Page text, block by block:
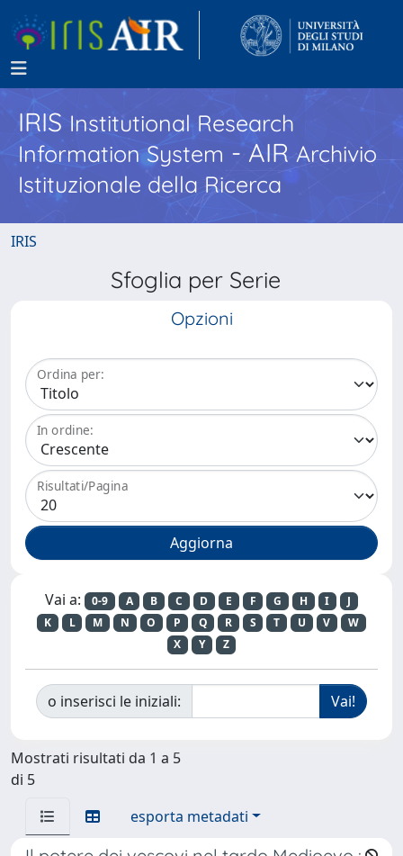
IRISInstitutional Research
Information System - AIR Archivio
Istituzionale della Ricerca
IRIS
Sfoglia per Serie
Opzioni
Ordina per:
In ordine:
Risultati/Pagina
Vai a: 0-9 A B C D E F G H I
J
K
L M N O P Q R S T U V
W
X
Y Z
o inserisci le iniziali:
Mostrati risultati da 1 a 5
di 5
esporta metadati